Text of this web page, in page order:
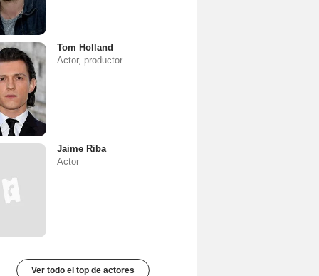
Tom Holland
Actor, productor
Jaime Riba
Actor
Ver todo el top de actores